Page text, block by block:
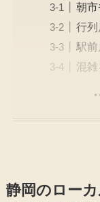
朝
行
駅
混
静岡のロー